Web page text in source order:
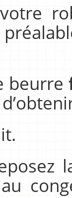
beurre